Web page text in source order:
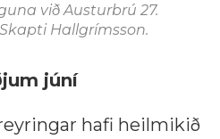
við Austurbrú 27.
Hallgrímsson.
júní
hafi heilmikið